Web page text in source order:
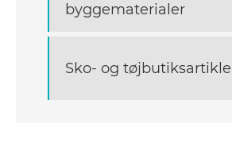
byggematerialer
Sko- og